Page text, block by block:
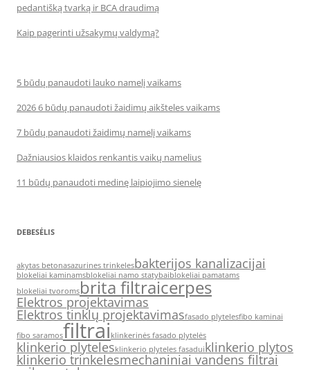
pedantišką tvarką ir BCA draudimą
Kaip pagerinti užsakymų valdymą?
5 būdų panaudoti lauko namelį vaikams
2026 6 būdų panaudoti žaidimų aikšteles vaikams
7 būdų panaudoti žaidimų namelį vaikams
Dažniausios klaidos renkantis vaikų namelius
11 būdų panaudoti medinę laipiojimo sienelę
DEBESĖLIS
akytas betonasazurines trinkelesbakterijos kanalizacijai
blokeliai kaminamsblokeliai namo statybaiblokeliai pamatams
blokeliai tvoromsbrita filtraicerpes
Elektros projektavimas
Elektros tinklų projektavimasfasado plytelesfibo kaminai
fibo saramosfiltrai klinkerinės fasado plytelės
klinkerio plytelesklinkerio plyteles fasaduiklinkerio plytos
klinkerio trinkelesmechaniniai vandens filtrai